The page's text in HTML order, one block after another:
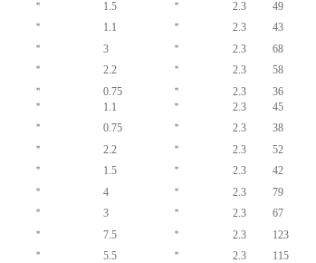
＂ 1.5 ＂ 2.3
49
＂ 1.1 ＂ 2.3
43
＂ 3 ＂ 2.3
68
＂ 2.2 ＂ 2.3
58
＂ 0.75 ＂ 2.3
36
＂ 1.1 ＂ 2.3
45
＂ 0.75 ＂ 2.3
38
＂ 2.2 ＂ 2.3
52
＂ 1.5 ＂ 2.3
42
＂ 4 ＂ 2.3
79
＂ 3 ＂ 2.3
67
＂ 7.5 ＂ 2.3
123
＂ 5.5 ＂ 2.3
115